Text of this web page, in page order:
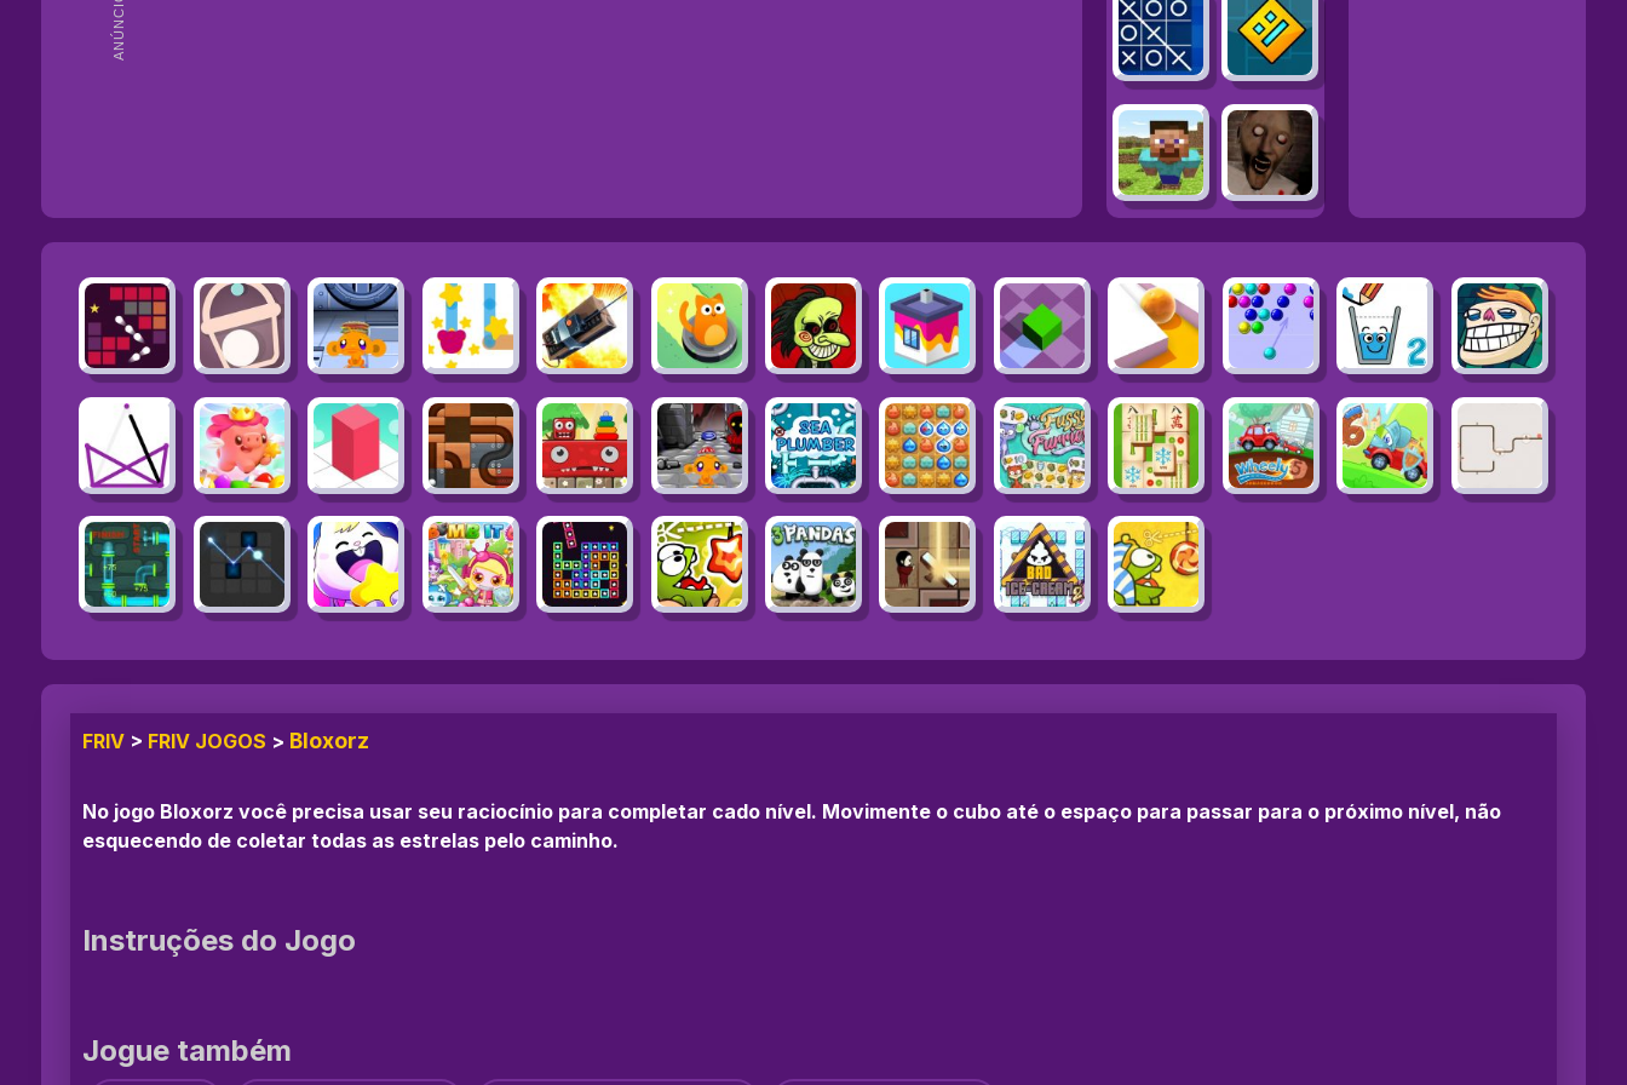
ANÚNCIOS
FRIV > FRIV JOGOS > Bloxorz
No jogo Bloxorz você precisa usar seu raciocínio para completar cado nível. Movimente o cubo até o espaço para passar para o próximo nível, não
esquecendo de coletar todas as estrelas pelo caminho.
Instruções do Jogo
Jogue também